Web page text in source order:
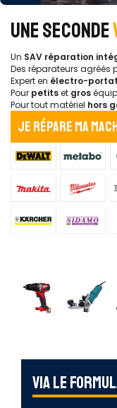
UNE SECONDE
Un SAV réparation
Des réparateurs agréés
Expert en électro-
Pour petitset gros
Pour tout matériel hors
Je répare ma
Via le